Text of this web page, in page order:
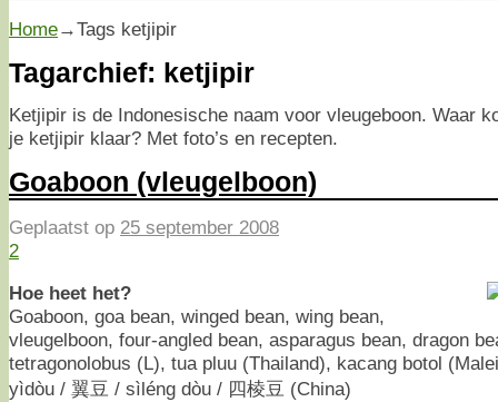
Home→Tags ketjipir
Tagarchief: ketjipir
Ketjipir is de Indonesische naam voor vleugeboon. Waar
je ketjipir klaar? Met foto’s en recepten.
Goaboon (vleugelboon)
Geplaatst op 25 september 2008
2
Hoe heet het?
Goaboon, goa bean, winged bean, wing bean,
vleugelboon, four-angled bean, asparagus bean, dragon
tetragonolobus (L), tua pluu (Thailand), kacang botol
yìdòu / 翼豆 / sìléng dòu / 四棱豆 (China)